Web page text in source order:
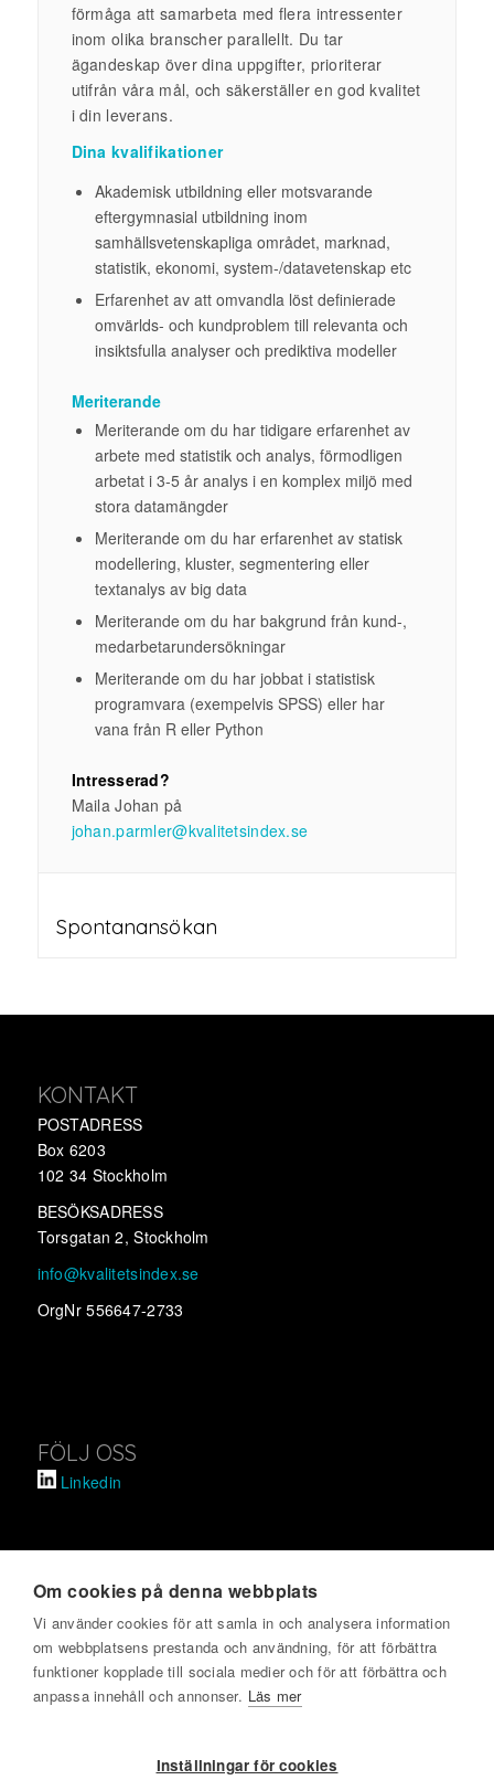
Om cookies på denna webbplats
Vi använder cookies för att samla in och analysera information
om webbplatsens prestanda och användning, för att förbättra
funktioner kopplade till sociala medier och för att förbättra och
anpassa innehåll och annonser. Läs mer
Inställningar för cookies
förmåga att samarbeta med flera intressenter
inom olika branscher parallellt. Du tar
ägandeskap över dina uppgifter, prioriterar
utifrån våra mål, och säkerställer en god kvalitet
i din leverans.
Dina kvalifikationer
Akademisk utbildning eller motsvarande
eftergymnasial utbildning inom
samhällsvetenskapliga området, marknad,
statistik, ekonomi, system-/datavetenskap etc
Erfarenhet av att omvandla löst definierade
omvärlds- och kundproblem till relevanta och
insiktsfulla analyser och prediktiva modeller
Meriterande
Meriterande om du har tidigare erfarenhet av
arbete med statistik och analys, förmodligen
arbetat i 3-5 år analys i en komplex miljö med
stora datamängder
Meriterande om du har erfarenhet av statisk
modellering, kluster, segmentering eller
textanalys av big data
Meriterande om du har bakgrund från kund-,
medarbetarundersökningar
Meriterande om du har jobbat i statistisk
programvara (exempelvis SPSS) eller har
vana från R eller Python
Intresserad?
Maila Johan på
johan.parmler@kvalitetsindex.se
Spontanansökan
KONTAKT
POSTADRESS
Box 6203
102 34 Stockholm
BESÖKSADRESS
Torsgatan 2, Stockholm
info@kvalitetsindex.se
OrgNr 556647-2733
FÖLJ OSS
Linkedin
SVENSKT KVALITETSINDEX
Om oss
Kontakta oss